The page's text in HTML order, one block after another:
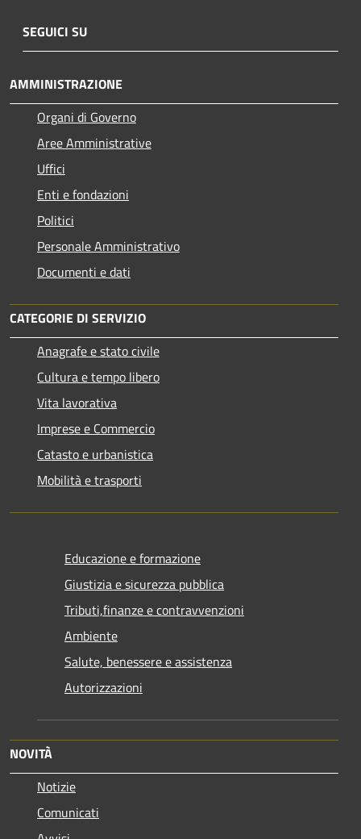
SEGUICI SU
AMMINISTRAZIONE
Organi di Governo
Aree Amministrative
Uffici
Enti e fondazioni
Politici
Personale Amministrativo
Documenti e dati
CATEGORIE DI SERVIZIO
Anagrafe e stato civile
Cultura e tempo libero
Vita lavorativa
Imprese e Commercio
Catasto e urbanistica
Mobilità e trasporti
Educazione e formazione
Giustizia e sicurezza pubblica
Tributi,finanze e contravvenzioni
Ambiente
Salute, benessere e assistenza
Autorizzazioni
NOVITÀ
Notizie
Comunicati